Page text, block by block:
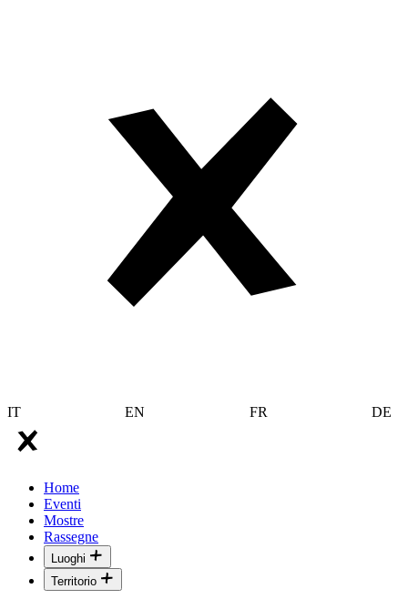
IT EN FR DE
Home
Eventi
Mostre
Rassegne
Luoghi
Territorio